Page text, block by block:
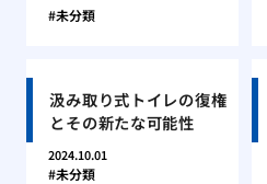
未分類
汲み取り式トイレの復権
とその新たな可能性
2024.10.01
未分類